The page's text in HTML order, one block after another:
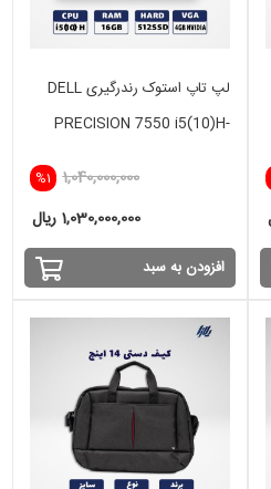
لپ تاپ استوک رندرگیری DELL
PRECISION 7550 i5(10)H-
%1 1,040,000,000
1,030,000,000 ریال
افزودن به سبد